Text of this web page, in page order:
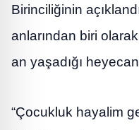
Birinciliğinin
anlarından biri
an yaşadığı
“Çocukluk hayalim